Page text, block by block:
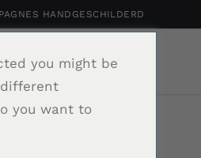
HANDGESCHILDERD
Home
you might be
you want to